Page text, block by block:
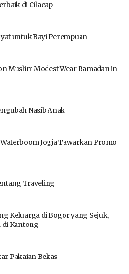
di Cilacap
untuk Bayi Perempuan
Muslim Modest Wear Ramadan in
Nasib Anak
Jogja Tawarkan Promo
Traveling
Keluarga di Bogor yang Sejuk,
di Kantong
Pakaian Bekas